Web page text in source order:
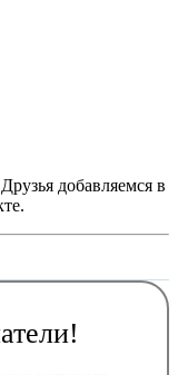
добавляемся в